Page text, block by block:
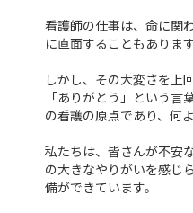
看護師の仕事は、命に関
に直面することもあります
しかし、その大変さを上
「ありがとう」という言
の看護の原点であり、何
私たちは、皆さんが不安
の大きなやりがいを感じ
備ができています。